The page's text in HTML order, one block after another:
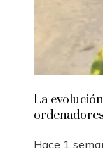
La
Hace 1